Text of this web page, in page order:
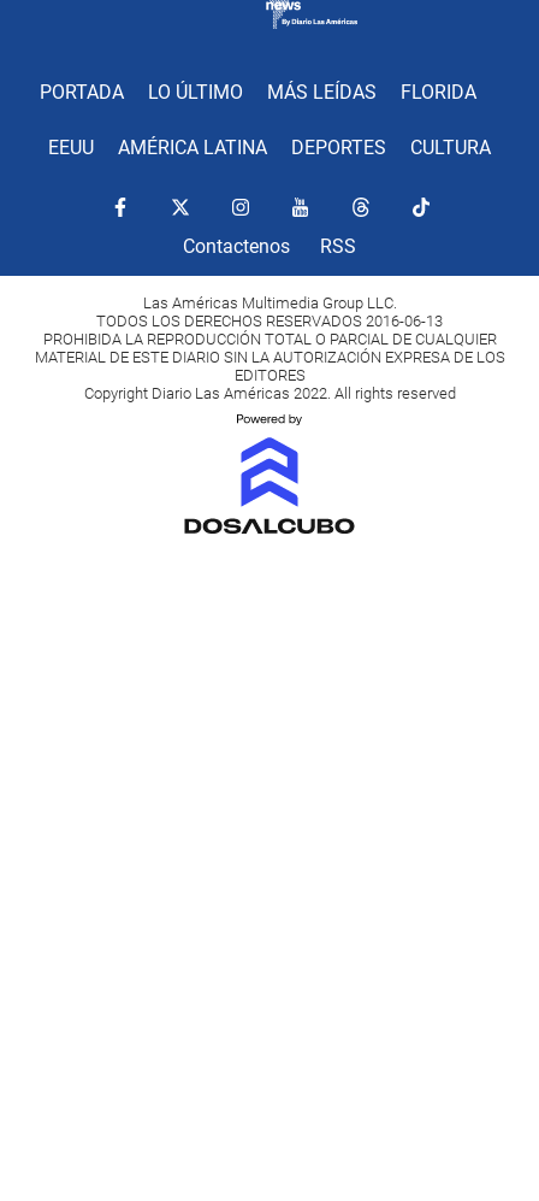
PORTADA LO ÚLTIMO MÁS LEÍDAS FLORIDA
EEUU AMÉRICA LATINA DEPORTES CULTURA
Contactenos RSS
Las Américas Multimedia Group LLC.
TODOS LOS DERECHOS RESERVADOS 2016-06-13
PROHIBIDA LA REPRODUCCIÓN TOTAL O PARCIAL DE CUALQUIER
MATERIAL DE ESTE DIARIO SIN LA AUTORIZACIÓN EXPRESA DE LOS
EDITORES
Copyright Diario Las Américas 2022. All rights reserved